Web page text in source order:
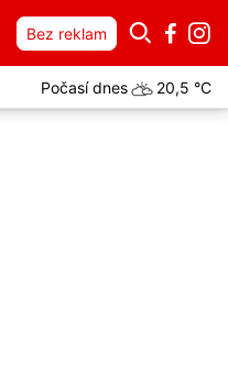
Bez reklam
Počasí dnes 20,5 °C